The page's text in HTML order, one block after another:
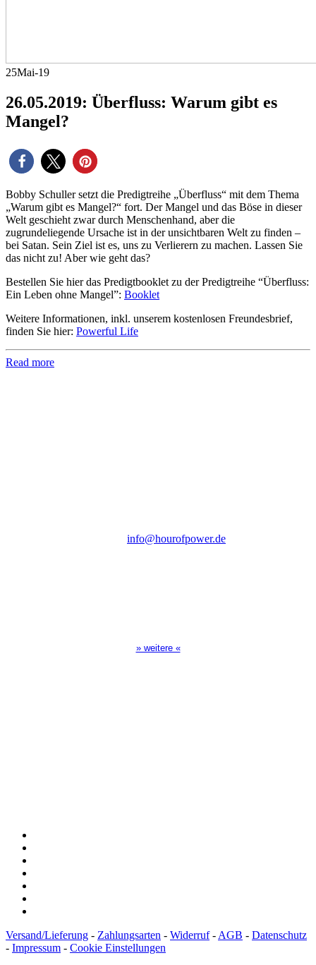
25Mai-19
26.05.2019: Überfluss: Warum gibt es
Mangel?
Bobby Schuller setzt die Predigtreihe „Überfluss“ mit dem Thema
„Warum gibt es Mangel?“ fort. Der Mangel und das Böse in dieser
Welt geschieht zwar durch Menschenhand, aber die
zugrundeliegende Ursache ist in der unsichtbaren Welt zu finden –
bei Satan. Sein Ziel ist es, uns zu Verlierern zu machen. Lassen Sie
das nicht zu! Aber wie geht das?
Bestellen Sie hier das Predigtbooklet zu der Predigtreihe “Überfluss:
Ein Leben ohne Mangel”: Booklet
Weitere Informationen, inkl. unserem kostenlosen Freundesbrief,
finden Sie hier: Powerful Life
Read more
info@hourofpower.de
» weitere «
Versand/Lieferung - Zahlungsarten - Widerruf- AGB - Datenschutz
- Impressum - Cookie Einstellungen